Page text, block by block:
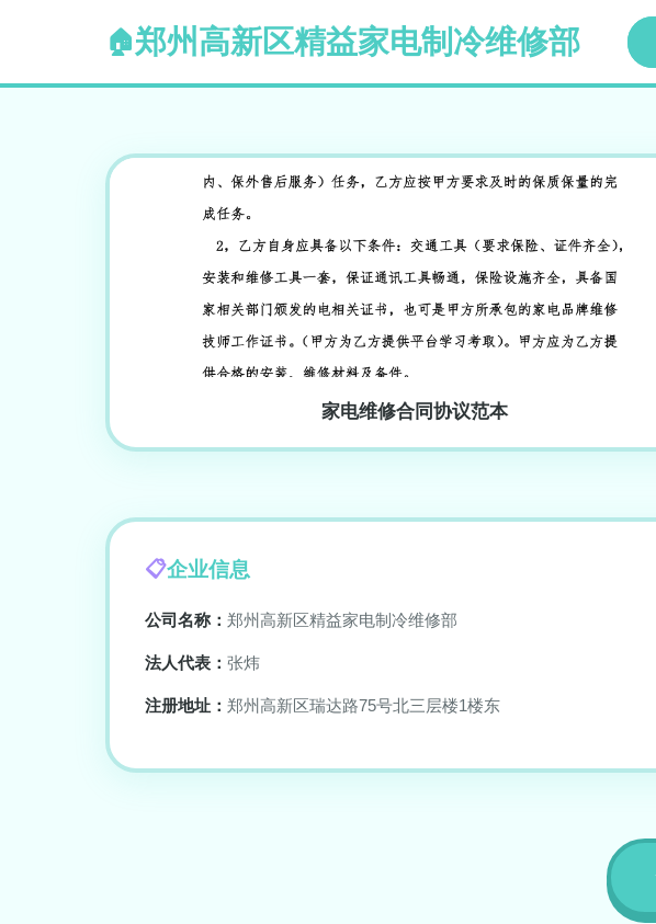
郑州高新区精益家电制冷维修部
家电维修合同协议范本
企业信息
公司名称： 郑州高新区精益家电制冷维修部
法人代表： 张炜
注册地址： 郑州高新区瑞达路75号北三层楼1楼东